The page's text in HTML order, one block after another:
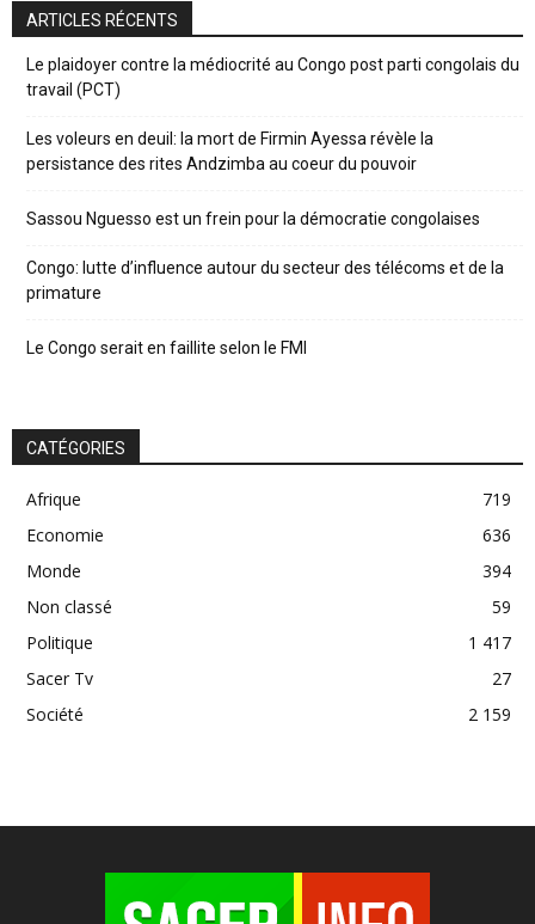
ARTICLES RÉCENTS
Le plaidoyer contre la médiocrité au Congo post parti congolais du
travail (PCT)
Les voleurs en deuil: la mort de Firmin Ayessa révèle la
persistance des rites Andzimba au coeur du pouvoir
Sassou Nguesso est un frein pour la démocratie congolaises
Congo: lutte d’influence autour du secteur des télécoms et de la
primature
Le Congo serait en faillite selon le FMI
CATÉGORIES
Afrique
719
Economie
636
Monde
394
Non classé
59
Politique
1 417
Sacer Tv
27
Société
2 159